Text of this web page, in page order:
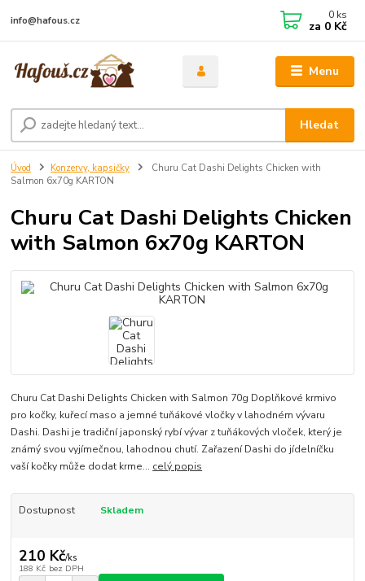
Menu
Hledat
info@hafous.cz 0 ks
za 0 Kč
Úvod Konzervy, kapsičky
Churu Cat Dashi Delights Chicken with
Salmon 6x70g KARTON
Churu Cat Dashi Delights Chicken
with Salmon 6x70g KARTON
Churu Cat Dashi Delights Chicken with Salmon 70g Doplňkové krmivo
pro kočky, kuřecí maso a jemné tuňákové vločky v lahodném vývaru
Dashi. Dashi je tradiční japonský rybí vývar z tuňákových vloček, který je
známý svou vyjímečnou, lahodnou chutí. Zařazení Dashi do jídelníčku
vaší kočky může dodat krme... celý popis
Dostupnost Skladem
210 Kč/ks
188 Kč bez DPH